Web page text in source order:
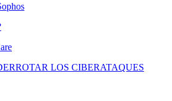
LOS CIBERATAQUES